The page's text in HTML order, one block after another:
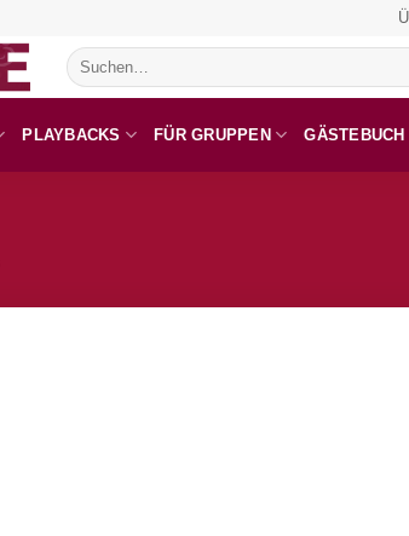
Suchen
nach:
PLAYBACKS FÜR GRUPPEN GÄSTEBUCH